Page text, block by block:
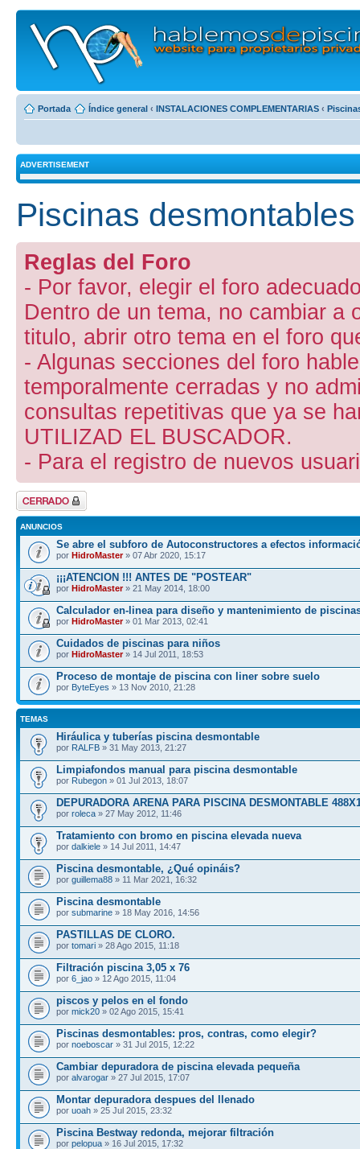
Portada Índice general ‹ INSTALACIONES COMPLEMENTARIAS ‹
ADVERTISEMENT
Piscinas desmontables
Reglas del Foro
- Por favor, elegir el foro
Dentro de un tema, no cambiar a
titulo, abrir otro tema en el foro
- Algunas secciones del foro
temporalmente cerradas y no
consultas repetitivas que ya se
UTILIZAD EL BUSCADOR.
- Para el registro de nuevos
Foro cerrado
ANUNCIOS
Se abre el subforo de Autoconstructores a efectos
por HidroMaster» 07 Abr 2020, 15:17
¡¡¡ATENCION !!! ANTES DE "POSTEAR"
por HidroMaster» 21 May 2014, 18:00
Calculador en-linea para diseño y mantenimiento de
por HidroMaster» 01 Mar 2013, 02:41
Cuidados de piscinas para niños
por HidroMaster» 14 Jul 2011, 18:53
Proceso de montaje de piscina con liner sobre suelo
por ByteEyes » 13 Nov 2010, 21:28
TEMAS
Hiráulica y tuberías piscina desmontable
por RALFB » 31 May 2013, 21:27
Limpiafondos manual para piscina desmontable
por Rubegon » 01 Jul 2013, 18:07
DEPURADORA ARENA PARA PISCINA DESMONTABLE
por roleca » 27 May 2012, 11:46
Tratamiento con bromo en piscina elevada nueva
por dalkiele » 14 Jul 2011, 14:47
Piscina desmontable, ¿Qué opináis?
por guillema88 » 11 Mar 2021, 16:32
Piscina desmontable
por submarine » 18 May 2016, 14:56
PASTILLAS DE CLORO.
por tomari » 28 Ago 2015, 11:18
Filtración piscina 3,05 x 76
por 6_jao » 12 Ago 2015, 11:04
piscos y pelos en el fondo
por mick20 » 02 Ago 2015, 15:41
Piscinas desmontables: pros, contras, como elegir?
por noeboscar » 31 Jul 2015, 12:22
Cambiar depuradora de piscina elevada pequeña
por alvarogar » 27 Jul 2015, 17:07
Montar depuradora despues del llenado
por uoah » 25 Jul 2015, 23:32
Piscina Bestway redonda, mejorar filtración
por pelopua » 16 Jul 2015, 17:32